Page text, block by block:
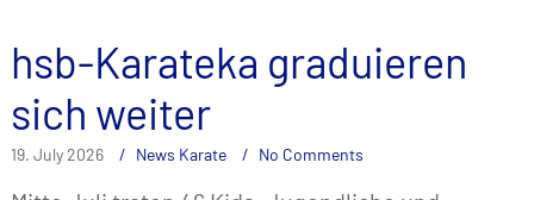
hsb-Karateka graduieren
sich weiter
19. July 2026 News Karate No Comments